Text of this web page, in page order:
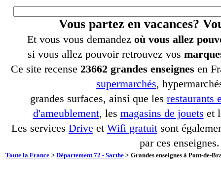
Vous partez en vacances?
Et vous vous demandez où vous allez
si vous allez pouvoir retrouvez vos
Ce site recense 23662 grandes enseignes en
supermarchés,
grandes surfaces, ainsi que les restaurants
d'ameublement, les magasins de jouets et
Les services Drive et Wifi gratuit sont
par ces enseignes.
Toute la France > Département 72 - Sarthe > Grandes enseignes à Pont-de-